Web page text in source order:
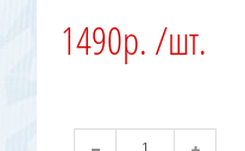
1490р. /шт.